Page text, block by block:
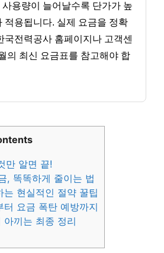
사용량이 늘어날수록 단가가 높
적용됩니다. 실제 요금을 정확
국전력공사 홈페이지나 고객센
의 최신 요금표를 참고해야 합
만 알면 끝!
, 똑똑하게 줄이는 법
는 현실적인 절약 꿀팁
터 요금 폭탄 예방까지
아끼는 최종 정리